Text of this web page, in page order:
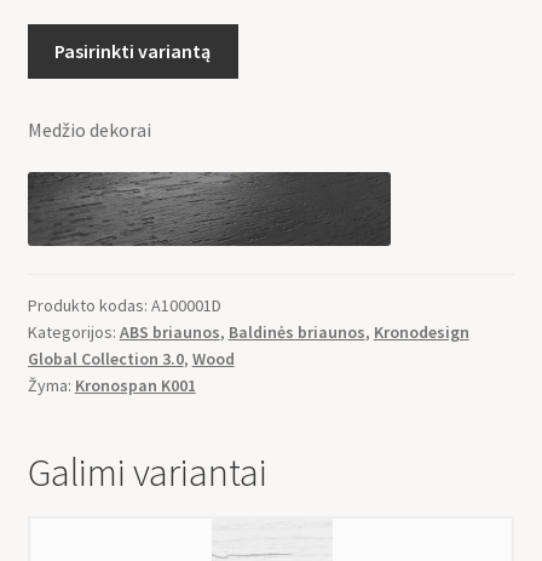
Pasirinkti variantą
Medžio dekorai
Produkto kodas: A100001D
Kategorijos: ABS briaunos, Baldinės briaunos, Kronodesign
Global Collection 3.0, Wood
Žyma: Kronospan K001
Galimi variantai